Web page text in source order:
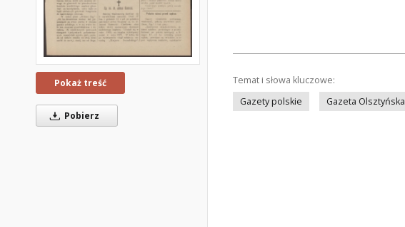
Pokaż treść
Pobierz
Temat i słowa kluczowe:
Gazety polskie
Gazeta Olsztyńska